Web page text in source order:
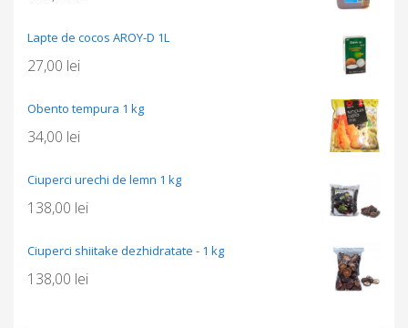
Lapte de cocos AROY-D 1L
27,00 lei
Obento tempura 1 kg
34,00 lei
Ciuperci urechi de lemn 1 kg
138,00 lei
Ciuperci shiitake dezhidratate - 1 kg
138,00 lei